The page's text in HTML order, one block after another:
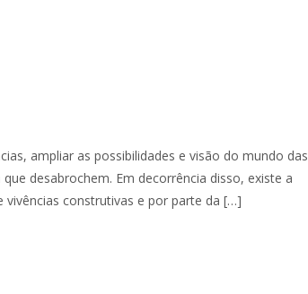
ampliar as possibilidades e visão do mundo das
desabrochem. Em decorrência disso, existe a
construtivas e por parte da […]